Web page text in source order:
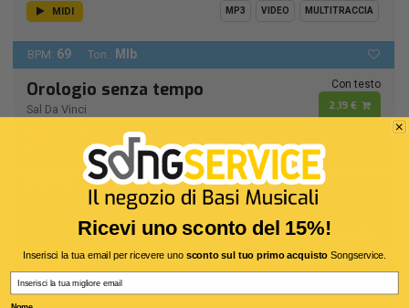
MIDI MP3 VIDEO MULTITRACCIA
BPM: 69 Ton.: MIb
Orologio senza tempo
Sal Da Vinci
Con testo
2,19 €
Ton.:RE -
Io ritorno solo
2,19 €
Remastering 1990
Ricevi uno sconto del 15%!
Inserisci la tua email per ricevere uno sconto sul tuo primo acquistoSongservice.